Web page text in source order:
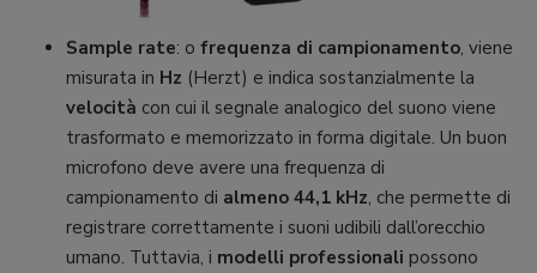
Sample rate: o frequenza di campionamento, viene
misurata in Hz (Herzt) e indica sostanzialmente la
velocità con cui il segnale analogico del suono viene
trasformato e memorizzato in forma digitale. Un buon
microfono deve avere una frequenza di
campionamento di almeno 44,1 kHz, che permette di
registrare correttamente i suoni udibili dall’orecchio
umano. Tuttavia, i modelli professionali possono